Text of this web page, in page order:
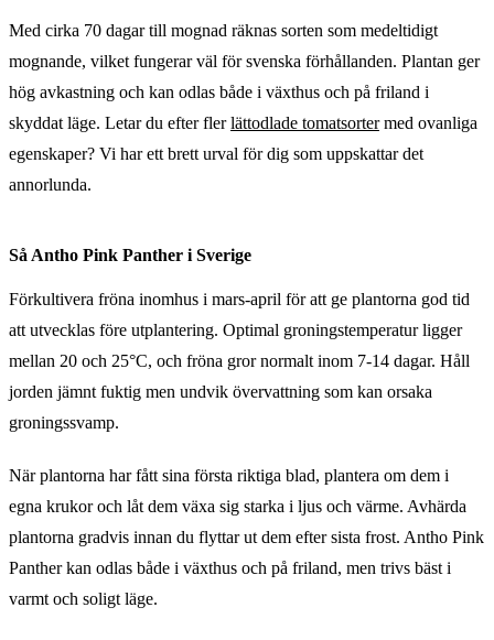
Med cirka 70 dagar till mognad räknas sorten som medeltidigt
mognande, vilket fungerar väl för svenska förhållanden. Plantan ger
hög avkastning och kan odlas både i växthus och på friland i
skyddat läge. Letar du efter flerlättodlade tomatsortermed ovanliga
egenskaper? Vi har ett brett urval för dig som uppskattar det
annorlunda.
Så Antho Pink Panther i Sverige
Förkultivera fröna inomhus i mars-april för att ge plantorna god tid
att utvecklas före utplantering. Optimal groningstemperatur ligger
mellan 20 och 25°C, och fröna gror normalt inom 7-14 dagar. Håll
jorden jämnt fuktig men undvik övervattning som kan orsaka
groningssvamp.
När plantorna har fått sina första riktiga blad, plantera om dem i
egna krukor och låt dem växa sig starka i ljus och värme. Avhärda
plantorna gradvis innan du flyttar ut dem efter sista frost. Antho Pink
Panther kan odlas både i växthus och på friland, men trivs bäst i
varmt och soligt läge.